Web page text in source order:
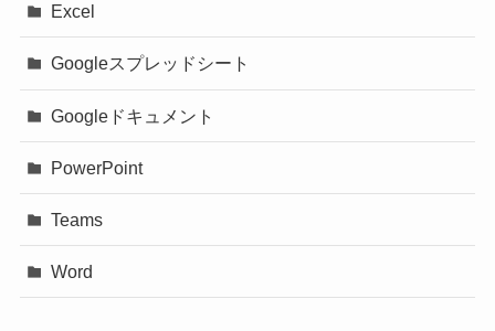
Excel
Googleスプレッドシート
Googleドキュメント
PowerPoint
Teams
Word